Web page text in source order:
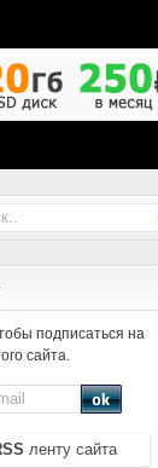
подписаться на
сайта.
ленту сайта